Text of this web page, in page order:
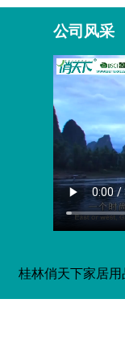
公司风采
桂林俏天下家居